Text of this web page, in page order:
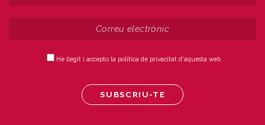
He llegit i accepto la política de privacitat d'aquesta web